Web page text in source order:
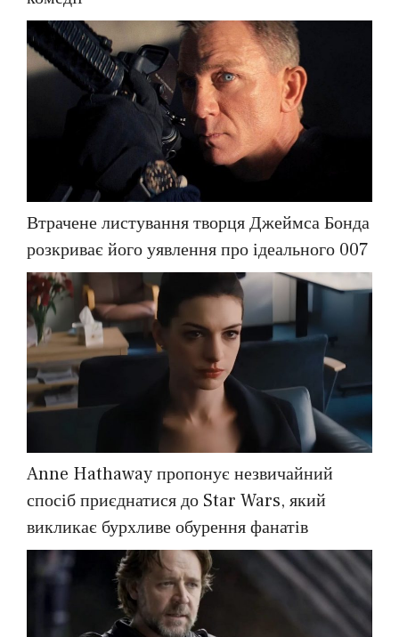
Втрачене листування творця Джеймса Бонда
розкриває його уявлення про ідеального 007
Anne Hathaway пропонує незвичайний
спосіб приєднатися до Star Wars, який
викликає бурхливе обурення фанатів